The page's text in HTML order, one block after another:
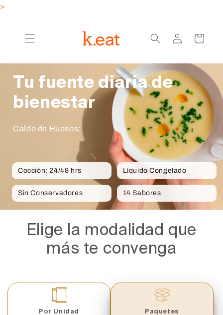
>
sesión
Carrito
Tu fuente diaria de
bienestar
Caldo de Huesos:
Cocción: 24/48 hrs Líquido Congelado
Sin Conservadores 14 Sabores
Elige la modalidad que
más te convenga
Por Unidad Paquetes